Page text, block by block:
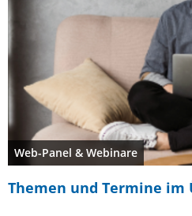
Web-Panel & Webinare
Themen und Termine im